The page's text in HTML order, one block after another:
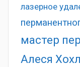
лазерное
мастер
Алеся